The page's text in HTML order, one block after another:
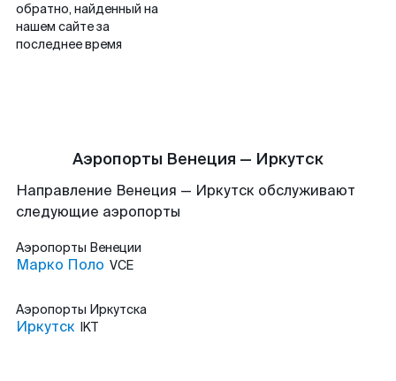
обратно, найденный на
нашем сайте за
последнее время
Аэропорты Венеция — Иркутск
Направление Венеция — Иркутск обслуживают
следующие аэропорты
Аэропорты Венеции
Марко Поло VCE
Аэропорты Иркутска
Иркутск IKT